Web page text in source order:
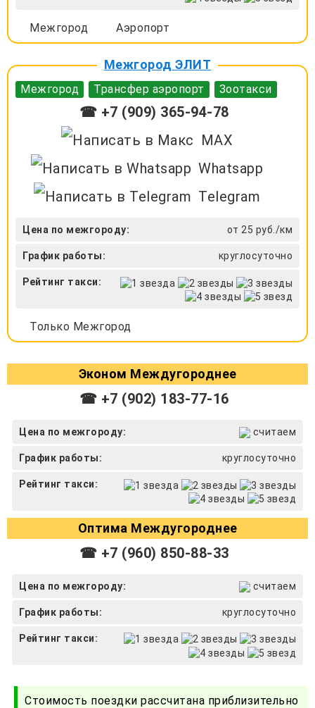
Межгород Аэропорт
Межгород ЭЛИТ
Межгород Трансфер аэропорт Зоотакси
☎ +7 (909) 365-94-78
MAX
Whatsapp
Telegram
Цена по межгороду: от 25 руб./км
График работы: круглосуточно
Рейтинг такси:
Только Межгород
Эконом Междугороднее
☎ +7 (902) 183-77-16
Цена по межгороду: считаем
График работы: круглосуточно
Рейтинг такси:
Оптима Междугороднее
☎ +7 (960) 850-88-33
Цена по межгороду: считаем
График работы: круглосуточно
Рейтинг такси:
Стоимость поездки рассчитана приблизительно